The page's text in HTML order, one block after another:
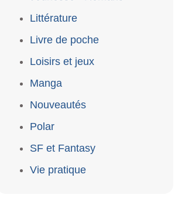
Littérature
Livre de poche
Loisirs et jeux
Manga
Nouveautés
Polar
SF et Fantasy
Vie pratique